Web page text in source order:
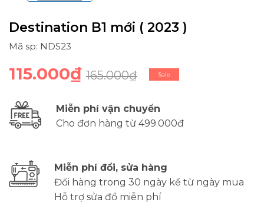
Destination B1 mới ( 2023 )
Mã sp: NDS23
115.000₫ 165.000₫ Sale
Miễn phí vận chuyển
Cho đơn hàng từ 499.000đ
Miễn phí đổi, sửa hàng
Đổi hàng trong 30 ngày kể từ ngày mua
Hỗ trợ sửa đồ miễn phí